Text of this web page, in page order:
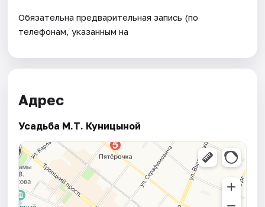
Обязательна предварительная запись (по
телефонам, указанным на
Адрес
Усадьба М.Т. Куницыной